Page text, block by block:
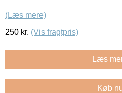
(Læs mere)
250 kr. (Vis fragtpris)
Læs
Køb